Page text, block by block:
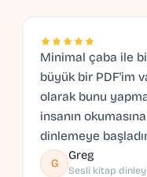
Minimal çaba ile
büyük bir PDF'im
olarak bunu
insanın
dinlemeye
G
Greg
Sesli kitap